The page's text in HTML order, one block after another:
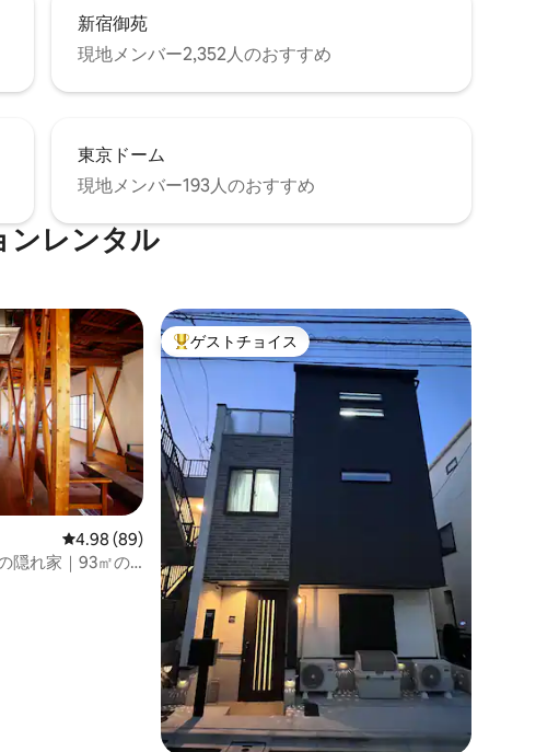
え付けられてお
トリーミングプ
接続できます。
されており、必
日間過ごすのに
ご
ごせます。
新宿御苑
現地メンバー2,352人のおすすめ
東京ドーム
現地メンバー193人のおすすめ
ンレンタル
均評価
です。
レビュー89件、5つ星中4.98つ星の平均評価
4.98 (89)
隠れ家｜93㎡の
大好評のゲストチョイスです。
ゲストチョイス